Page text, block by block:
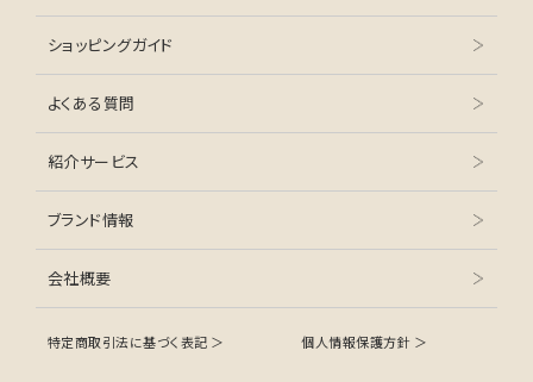
ショッピングガイド
よくある質問
紹介サービス
ブランド情報
会社概要
特定商取引法に基づく表記 ＞ 個人情報保護方針 ＞